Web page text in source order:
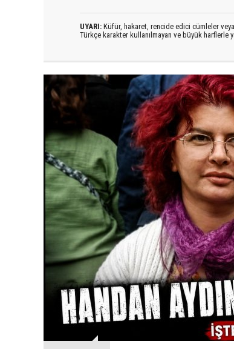
UYARI: Küfür, hakaret, rencide edici cümleler veya
Türkçe karakter kullanılmayan ve büyük harflerle